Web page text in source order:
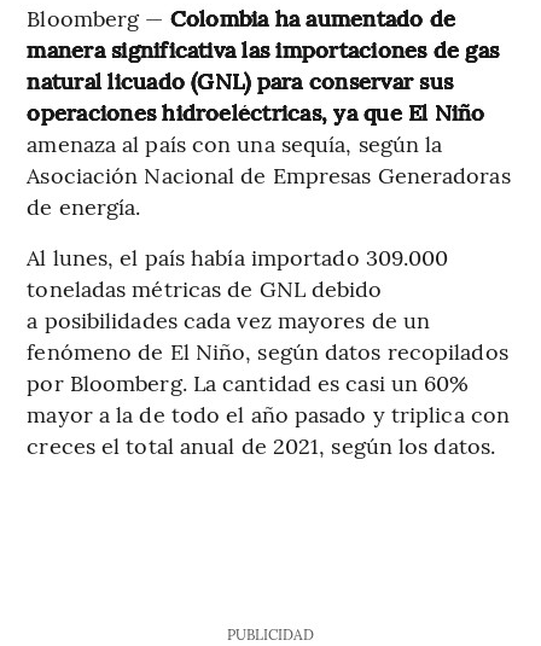
Bloomberg — Colombia ha aumentado de
manera significativa las importaciones de gas
natural licuado (GNL) para conservar sus
operaciones hidroeléctricas, ya que El Niño
amenaza al país con una sequía, según la
Asociación Nacional de Empresas Generadoras
de energía.
Al lunes, el país había importado 309.000
toneladas métricas de GNL debido
a posibilidades cada vez mayores de un
fenómeno de El Niño, según datos recopilados
por Bloomberg. La cantidad es casi un 60%
mayor a la de todo el año pasado y triplica con
creces el total anual de 2021, según los datos.
PUBLICIDAD